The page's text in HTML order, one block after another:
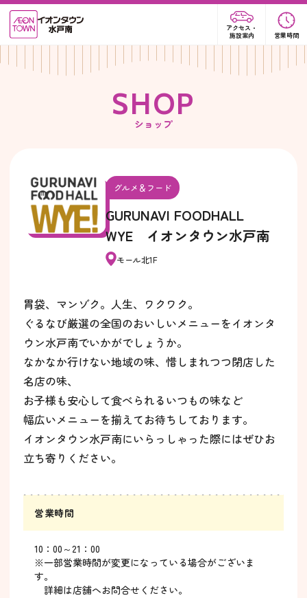
アクセス・
施設案内
営業時間
SHOP
ショップ
グルメ＆フード
GURUNAVI FOODHALL
WYE イオンタウン水戸南
モール北1F
胃袋、マンゾク。人生、ワクワク。
ぐるなび厳選の全国のおいしいメニューをイオンタ
ウン水戸南でいかがでしょうか。
なかなか行けない地域の味、惜しまれつつ閉店した
名店の味、
お子様も安心して食べられるいつもの味など
幅広いメニューを揃えてお待ちしております。
イオンタウン水戸南にいらっしゃった際にはぜひお
立ち寄りください。
営業時間
10：00～21：00
※一部営業時間が変更になっている場合がございま
す。
詳細は店舗へお問合せください。